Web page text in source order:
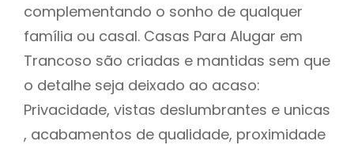
complementando o sonho de qualquer
família ou casal. Casas Para Alugar em
Trancoso são criadas e mantidas sem que
o detalhe seja deixado ao acaso:
Privacidade, vistas deslumbrantes e unicas
, acabamentos de qualidade, proximidade